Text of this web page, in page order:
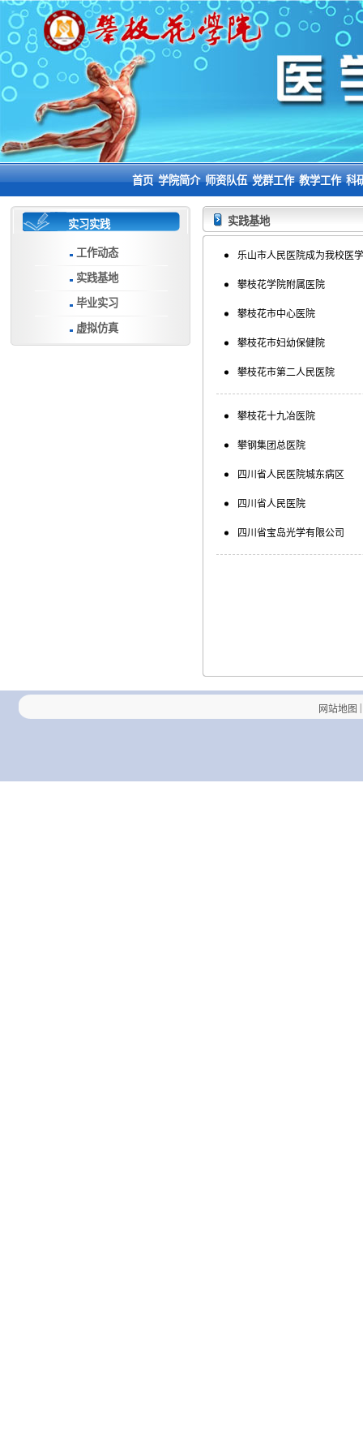
首页学院简介师资队伍党群工作教学工作科
实习实践
工作动态
实践基地
毕业实习
虚拟仿真
实践基地
乐山市人民医院成为我校医
攀枝花学院附属医院
攀枝花市中心医院
攀枝花市妇幼保健院
攀枝花市第二人民医院
攀枝花十九冶医院
攀钢集团总医院
四川省人民医院城东病区
四川省人民医院
四川省宝岛光学有限公司
网站地图